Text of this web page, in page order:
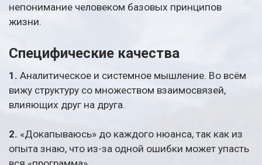
непонимание человеком базовых принципов
жизни.
Специфические качества
1. Аналитическое и системное мышление. Во всём
вижу структуру со множеством взаимосвязей,
влияющих друг на друга.
2. «Докапываюсь» до каждого нюанса, так как из
опыта знаю, что из-за одной ошибки может упасть